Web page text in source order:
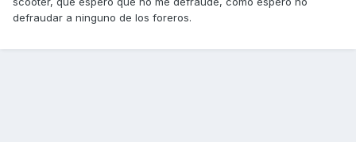
defraudar a ninguno de los foreros.